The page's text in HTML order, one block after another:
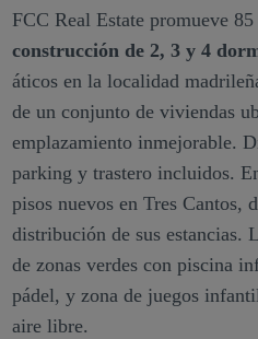
FCC Real Estate promueve 85
construcción de 2, 3 y 4
áticos en la localidad
de un conjunto de viviendas
emplazamiento inmejorable.
parking y trastero incluidos.
pisos nuevos en Tres Cantos,
distribución de sus estancias.
de zonas verdes con piscina
pádel, y zona de juegos
aire libre.